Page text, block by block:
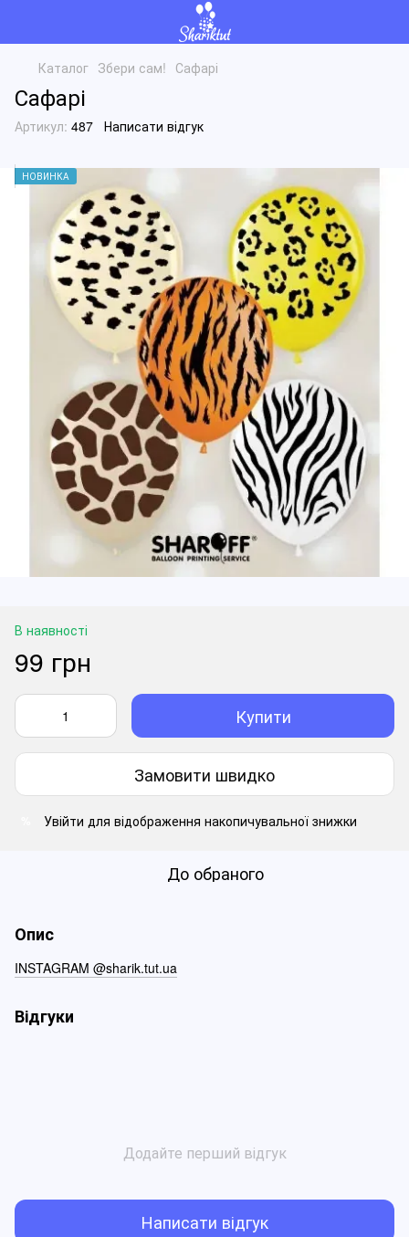
Каталог Збери сам! Сафарі
Сафарі
Артикул: 487 Написати відгук
НОВИНКА
В наявності
99 грн
Купити
Замовити швидко
Увійти для відображення накопичувальної знижки
До обраного
Опис
INSTAGRAM @sharik.tut.ua
Відгуки
Додайте перший відгук
Написати відгук